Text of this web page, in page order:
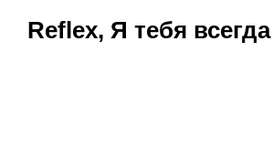
Reflex, Я тебя